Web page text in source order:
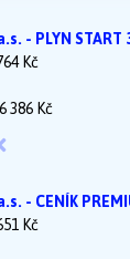
- PLYN START
Kč
386 Kč
- CENÍK
Kč